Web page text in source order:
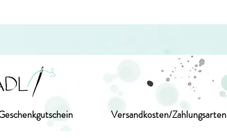
Versandkosten/Zahlungsarten